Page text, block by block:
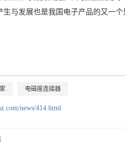
生与发展也是我国电子产品的又一个
电磁座连接器
news/414.html